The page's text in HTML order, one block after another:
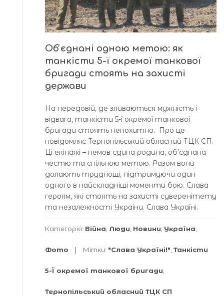
Обʼєднані одною метою: як
танкісти 5-ї окремої танкової
бригади стоять на захисті
держави
На передовій, де зливаються мужність і
відвага, танкісти 5-ї окремої танкової
бригади стоять непохитно. Про це
повідомляє Тернопільський обласний ТЦК СП.
Ці екіпажі – немов єдина родина, об’єднана
честю та спільною метою. Разом вони
долають труднощі, підтримуючи один
одного в найскладніші моменти бою. Слава
героям, які стоять на захисті суверенітету
та незалежності України. Слава Україні.
Категорія: Війна Люди Новини Україна
Фото Мітки: "Слава Україні!" Танкісти
5-Ї окремої танкової бригади
Тернопільський обласний ТЦК СП